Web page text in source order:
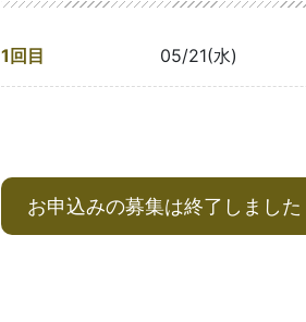
1回目 05/21(水)
お申込みの募集は終了しました